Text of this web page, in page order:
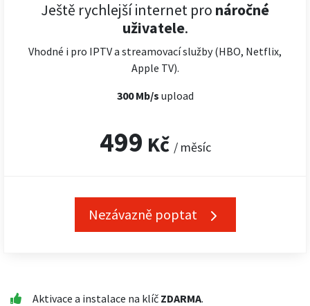
Ještě rychlejší internet pro náročné
uživatele.
Vhodné i pro IPTV a streamovací služby (HBO, Netflix,
Apple TV).
300 Mb/s upload
499 Kč / měsíc
Nezávazně poptat
Aktivace a instalace na klíč ZDARMA.